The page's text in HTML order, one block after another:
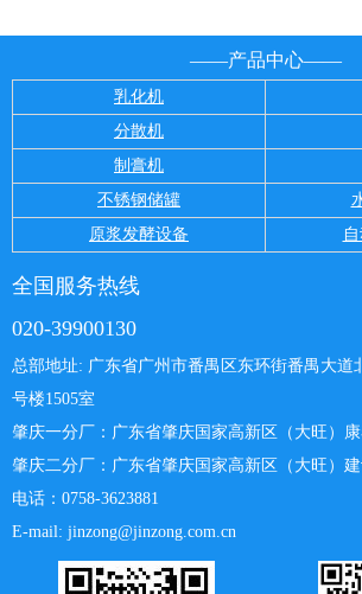
——产品中心——
乳化机
分散机
制膏机
不锈钢储罐
原浆发酵设备
全国服务热线
020-39900130
总部地址: 广东省广州市番禺区东环街番禺大道
号楼1505室
肇庆一分厂： 广东省肇庆国家高新区（大旺）
肇庆二分厂：广东省肇庆国家高新区（大旺）
电话：0758-3623881
E-mail: jinzong@jinzong.com.cn